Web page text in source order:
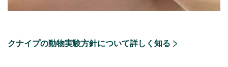
クナイプの動物実験方針について詳しく知る